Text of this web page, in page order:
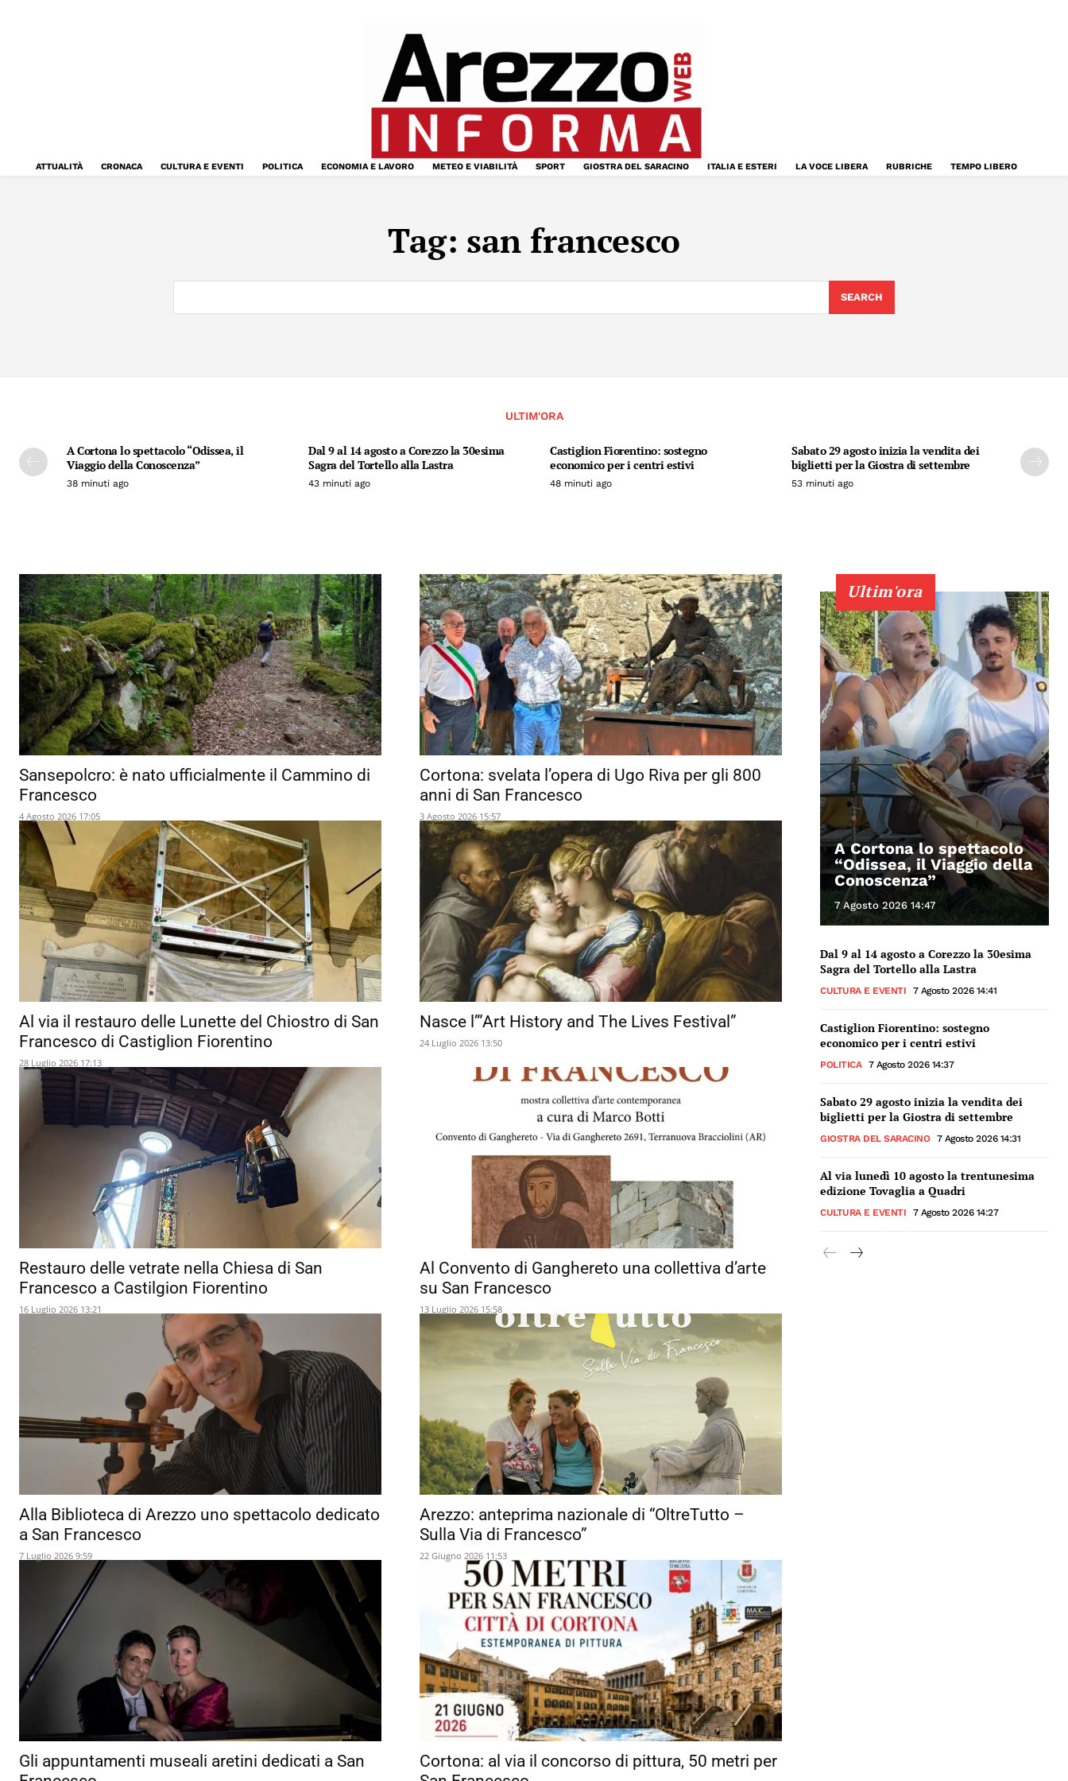
ATTUALITÀ CRONACA CULTURA E EVENTI POLITICA ECONOMIA E LAVORO METEO E VIABILITÀ SPORT GIOSTRA DEL SARACINO ITALIA E ESTERI LA VOCE LIBERA RUBRICHE TEMPO LIBERO
Tag: san francesco
SEARCH
ULTIM'ORA
A Cortona lo spettacolo “Odissea, il
Viaggio della Conoscenza”
38 minuti ago
Dal 9 al 14 agosto a Corezzo la 30esima
Sagra del Tortello alla Lastra
43 minuti ago
Castiglion Fiorentino: sostegno
economico per i centri estivi
48 minuti ago
Sabato 29 agosto inizia la vendita dei
biglietti per la Giostra di settembre
53 minuti ago
Sansepolcro: è nato ufficialmente il Cammino di
Francesco
4 Agosto 2026 17:05
Cortona: svelata l’opera di Ugo Riva per gli 800
anni di San Francesco
3 Agosto 2026 15:57
Al via il restauro delle Lunette del Chiostro di San
Francesco di Castiglion Fiorentino
28 Luglio 2026 17:13
Nasce l’”Art History and The Lives Festival”
24 Luglio 2026 13:50
Restauro delle vetrate nella Chiesa di San
Francesco a Castilgion Fiorentino
16 Luglio 2026 13:21
Al Convento di Ganghereto una collettiva d’arte
su San Francesco
13 Luglio 2026 15:58
Alla Biblioteca di Arezzo uno spettacolo dedicato
a San Francesco
7 Luglio 2026 9:59
Arezzo: anteprima nazionale di “OltreTutto –
Sulla Via di Francesco”
22 Giugno 2026 11:53
Gli appuntamenti museali aretini dedicati a San
Cortona: al via il concorso di pittura, 50 metri per
Ultim'ora
A Cortona lo spettacolo
“Odissea, il Viaggio della
Conoscenza”
7 Agosto 2026 14:47
Dal 9 al 14 agosto a Corezzo la 30esima
Sagra del Tortello alla Lastra
CULTURA E EVENTI 7 Agosto 2026 14:41
Castiglion Fiorentino: sostegno
economico per i centri estivi
POLITICA 7 Agosto 2026 14:37
Sabato 29 agosto inizia la vendita dei
biglietti per la Giostra di settembre
GIOSTRA DEL SARACINO 7 Agosto 2026 14:31
Al via lunedì 10 agosto la trentunesima
edizione Tovaglia a Quadri
CULTURA E EVENTI 7 Agosto 2026 14:27